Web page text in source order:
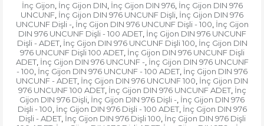
İnç Gijon, İnç Gijon DIN, İnç Gijon DIN 976, İnç Gijon DIN 976
UNCUNF, İnç Gijon DIN 976 UNCUNF Dişli, İnç Gijon DIN 976
UNCUNF Dişli -, İnç Gijon DIN 976 UNCUNF Dişli - 100, İnç Gijon
DIN 976 UNCUNF Dişli - 100 ADET, İnç Gijon DIN 976 UNCUNF
Dişli - ADET, İnç Gijon DIN 976 UNCUNF Dişli 100, İnç Gijon DIN
976 UNCUNF Dişli 100 ADET, İnç Gijon DIN 976 UNCUNF Dişli
ADET, İnç Gijon DIN 976 UNCUNF -, İnç Gijon DIN 976 UNCUNF
- 100, İnç Gijon DIN 976 UNCUNF - 100 ADET, İnç Gijon DIN 976
UNCUNF - ADET, İnç Gijon DIN 976 UNCUNF 100, İnç Gijon DIN
976 UNCUNF 100 ADET, İnç Gijon DIN 976 UNCUNF ADET, İnç
Gijon DIN 976 Dişli, İnç Gijon DIN 976 Dişli -, İnç Gijon DIN 976
Dişli - 100, İnç Gijon DIN 976 Dişli - 100 ADET, İnç Gijon DIN 976
Dişli - ADET, İnç Gijon DIN 976 Dişli 100, İnç Gijon DIN 976 Dişli